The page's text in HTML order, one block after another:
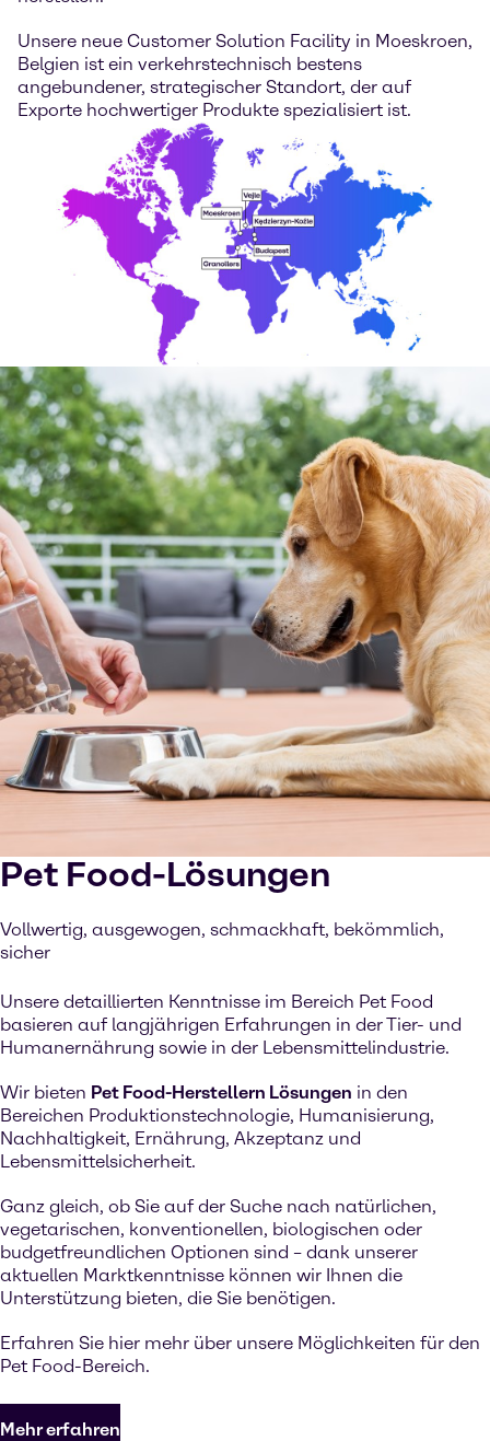
Unsere neue Customer Solution Facility in Moeskroen,
Belgien ist ein verkehrstechnisch bestens
angebundener, strategischer Standort, der auf
Exporte hochwertiger Produkte spezialisiert ist.
Pet Food-Lösungen
Vollwertig, ausgewogen, schmackhaft, bekömmlich,
sicher
Unsere detaillierten Kenntnisse im Bereich Pet Food
basieren auf langjährigen Erfahrungen in der Tier- und
Humanernährung sowie in der Lebensmittelindustrie.
Wir bieten Pet Food-Herstellern Lösungen in den
Bereichen Produktionstechnologie, Humanisierung,
Nachhaltigkeit, Ernährung, Akzeptanz und
Lebensmittelsicherheit.
Ganz gleich, ob Sie auf der Suche nach natürlichen,
vegetarischen, konventionellen, biologischen oder
budgetfreundlichen Optionen sind – dank unserer
aktuellen Marktkenntnisse können wir Ihnen die
Unterstützung bieten, die Sie benötigen.
Erfahren Sie hier mehr über unsere Möglichkeiten für den
Pet Food-Bereich.
Mehr erfahren